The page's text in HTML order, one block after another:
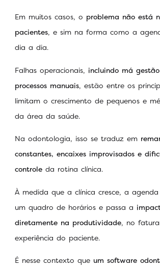
Em muitos casos, o problema não está
pacientes, e sim na forma como a
dia a dia.
Falhas operacionais, incluindo má
processos manuais, estão entre os
limitam o crescimento de pequenos e
da área da saúde.
Na odontologia, isso se traduz em
constantes, encaixes improvisados e
controle da rotina clínica.
À medida que a clínica cresce, a
um quadro de horários e passa a
diretamente na produtividade, no
experiência do paciente.
É nesse contexto que um software